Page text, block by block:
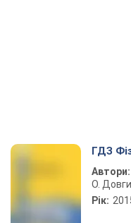
ГДЗ
Автори:
О.
Рік: